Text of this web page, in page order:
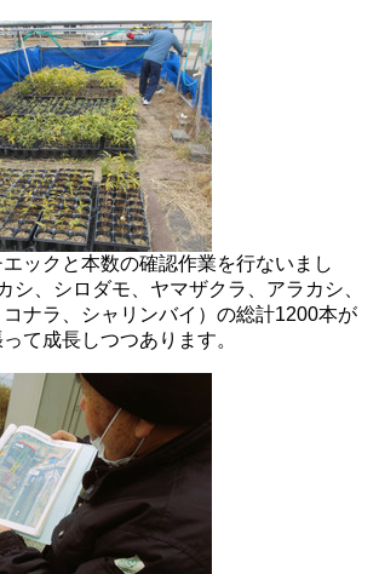
ックと本数の確認作業を行ないまし
シ、シロダモ、ヤマザクラ、アラカシ、
ナラ、シャリンバイ）の総計1200本が
て成長しつつあります。